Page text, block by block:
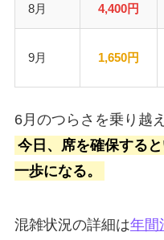
8月 4,400円
9月 1,650円
6月のつらさを乗り越
今日、席を確保する
一歩になる。
混雑状況の詳細は年間